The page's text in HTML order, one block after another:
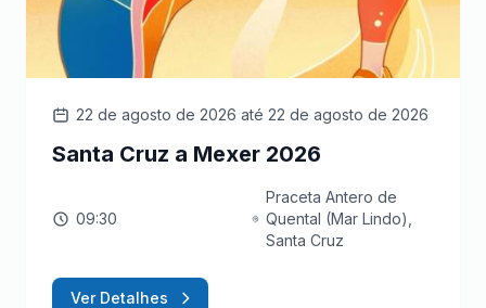
22 de agosto de 2026 até 22 de agosto de 2026
Santa Cruz a Mexer 2026
09:30
Praceta Antero de
Quental (Mar Lindo),
Santa Cruz
Ver Detalhes